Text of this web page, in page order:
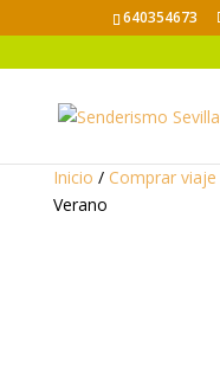
640354673
Inicio / Comprar viaje
Verano